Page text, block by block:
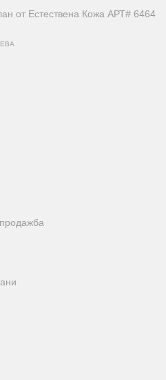
от Естествена Кожа АРТ# 6464